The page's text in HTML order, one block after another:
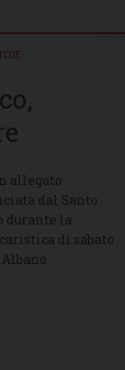
allegato
dal Santo
durante la
di sabato